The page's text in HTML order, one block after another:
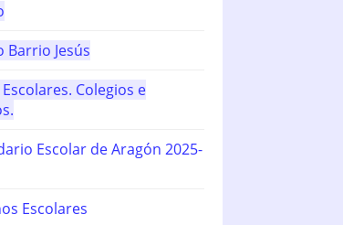
Barrio Jesús
Colegios e
Escolar de Aragón 2025-
Escolares